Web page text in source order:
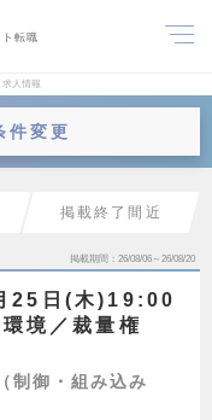
転職
人情報
件変更
掲載終了間近
掲載期間 26/08/06～26/08/20
25日(木)19:00
境／裁量権
制御・組み込み